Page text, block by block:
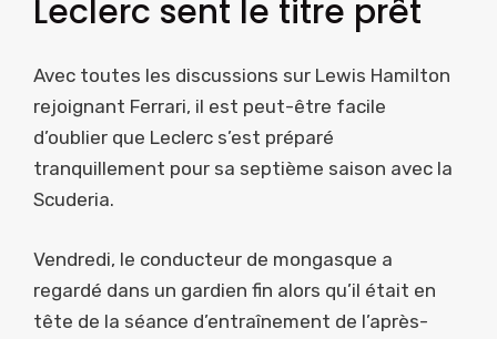
Leclerc sent le titre prêt
Avec toutes les discussions sur Lewis Hamilton
rejoignant Ferrari, il est peut-être facile
d’oublier que Leclerc s’est préparé
tranquillement pour sa septième saison avec la
Scuderia.
Vendredi, le conducteur de mongasque a
regardé dans un gardien fin alors qu’il était en
tête de la séance d’entraînement de l’après-